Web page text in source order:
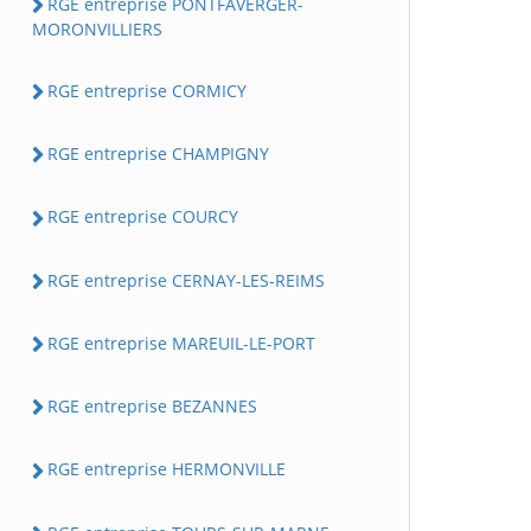
MORONVILLIERS
RGE entreprise CORMICY
RGE entreprise CHAMPIGNY
RGE entreprise COURCY
RGE entreprise CERNAY-LES-REIMS
RGE entreprise MAREUIL-LE-PORT
RGE entreprise BEZANNES
RGE entreprise HERMONVILLE